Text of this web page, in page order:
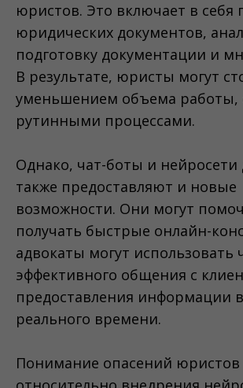
юристов. Это включает в себя
юридических документов,
подготовку документации и
В результате, юристы могут
уменьшением объема работы,
рутинными процессами.
Однако, чат-боты и нейросети
также предоставляют и новые
возможности. Они могут
получать быстрые онлайн-
адвокаты могут использовать
эффективного общения с
предоставления информации
реального времени.
Понимание опасений юристов